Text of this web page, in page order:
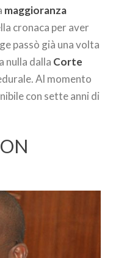
maggioranza
cronaca per aver
passò già una volta
nulla dalla Corte
Al momento
con sette anni di